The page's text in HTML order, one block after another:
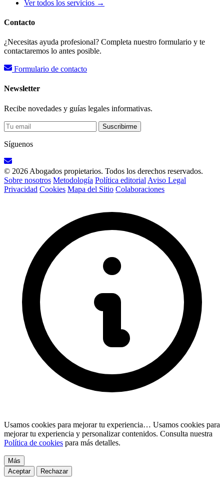
Ver todos los servicios →
Contacto
¿Necesitas ayuda profesional? Completa nuestro formulario y te
contactaremos lo antes posible.
Formulario de contacto
Newsletter
Recibe novedades y guías legales informativas.
Suscribirme
Síguenos
© 2026 Abogados propietarios. Todos los derechos reservados.
Sobre nosotros Metodología Política editorial Aviso Legal
Privacidad Cookies Mapa del Sitio Colaboraciones
Usamos cookies para mejorar tu experiencia… Usamos cookies para
mejorar tu experiencia y personalizar contenidos. Consulta nuestra
Política de cookies para más detalles.
Más
Aceptar
Rechazar